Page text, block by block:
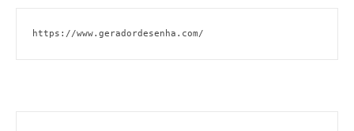
https://www.geradordesenha.com/